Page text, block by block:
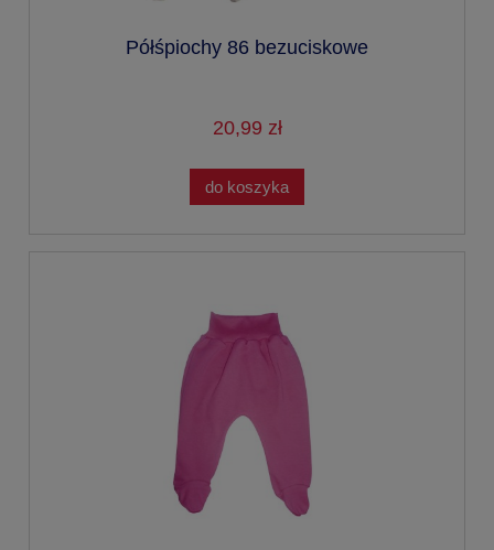
Półśpiochy 86 bezuciskowe
20,99 zł
do koszyka